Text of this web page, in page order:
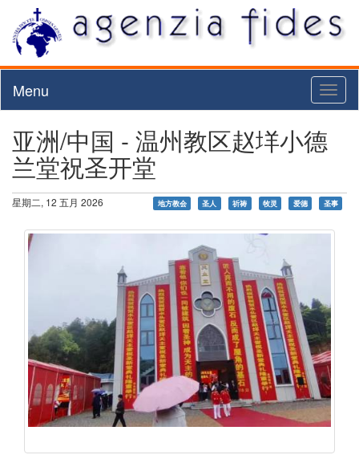
Menu
亚洲/中国 - 温州教区赵垟小德
兰堂祝圣开堂
星期二, 12 五月 2026 地方教会 圣人 祈祷 牧灵 爱德 圣事